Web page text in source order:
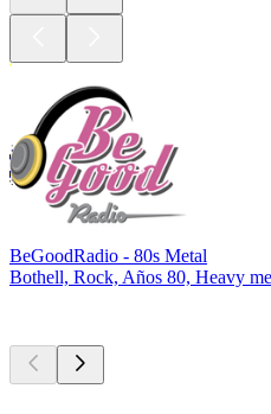
BeGoodRadio - 80s Metal
Bothell, Rock, Años 80, Heavy